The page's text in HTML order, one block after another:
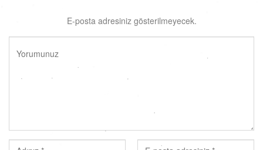
E-posta adresiniz gösterilmeyecek.